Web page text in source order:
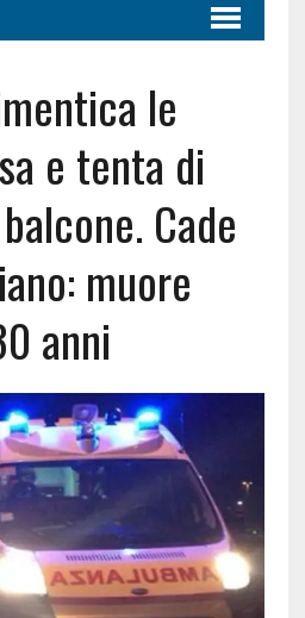
le
e tenta di
Cade
muore
anni